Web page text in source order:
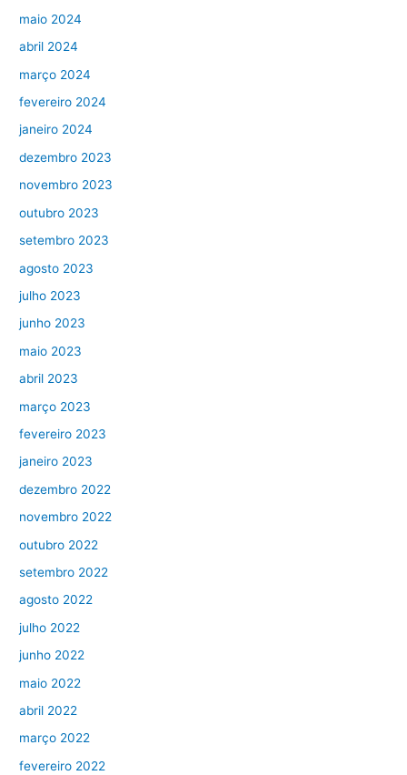
maio 2024
abril 2024
março 2024
fevereiro 2024
janeiro 2024
dezembro 2023
novembro 2023
outubro 2023
setembro 2023
agosto 2023
julho 2023
junho 2023
maio 2023
abril 2023
março 2023
fevereiro 2023
janeiro 2023
dezembro 2022
novembro 2022
outubro 2022
setembro 2022
agosto 2022
julho 2022
junho 2022
maio 2022
abril 2022
março 2022
fevereiro 2022